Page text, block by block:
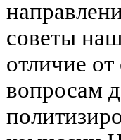
советы
отличие
вопросам